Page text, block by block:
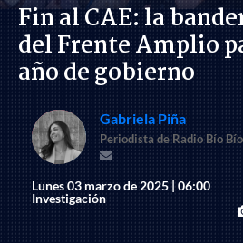
Fin al CAE: la
del Frente Amplio
año de gobierno
Gabriela Piña
Periodista de Radio Bío
Lunes 03 marzo de 2025 | 06:00
Investigación